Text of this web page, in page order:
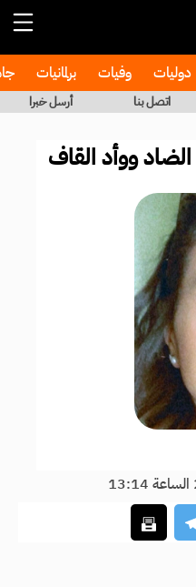
دوليات وفيات برلمانيات
اتصل بنا أرسل خبرا
الضاد ووأد القاف